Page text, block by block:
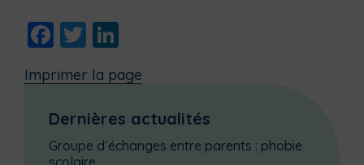
Facebook
Twitter
Imprimer la page
Dernières actualités
Groupe d’échanges entre parents : phobie